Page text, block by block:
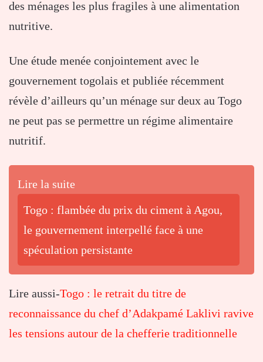
des ménages les plus fragiles à une alimentation
nutritive.
Une étude menée conjointement avec le
gouvernement togolais et publiée récemment
révèle d’ailleurs qu’un ménage sur deux au Togo
ne peut pas se permettre un régime alimentaire
nutritif.
Lire la suite
Togo : flambée du prix du ciment à Agou,
le gouvernement interpellé face à une
spéculation persistante
Lire aussi-Togo : le retrait du titre de
reconnaissance du chef d’Adakpamé Laklivi ravive
les tensions autour de la chefferie traditionnelle